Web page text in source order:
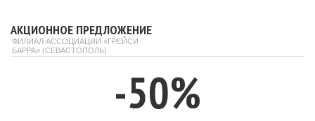
АКЦИОННОЕ ПРЕДЛОЖЕНИЕ
ФИЛИАЛ АССОЦИАЦИИ «ГРЕЙСИ
БАРРА» (СЕВАСТОПОЛЬ)
-50%